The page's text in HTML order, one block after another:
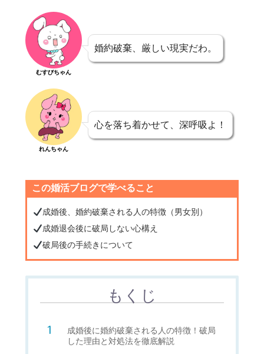
むすびちゃん
婚約破棄、厳しい現実だわ。
れんちゃん
心を落ち着かせて、深呼吸よ！
この婚活ブログで学べること
成婚後、婚約破棄される人の特徴（男女別）
成婚退会後に破局しない心構え
破局後の手続きについて
もくじ
成婚後に婚約破棄される人の特徴！破局
した理由と対処法を徹底解説